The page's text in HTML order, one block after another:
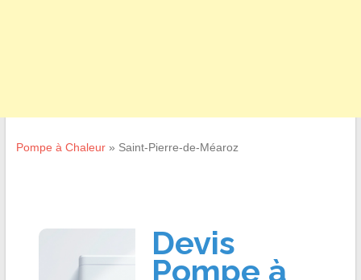
Pompe à Chaleur» Saint-Pierre-de-Méaroz